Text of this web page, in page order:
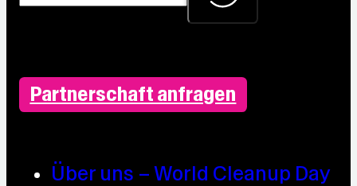
Partnerschaft anfragen
Über uns – World Cleanup Day